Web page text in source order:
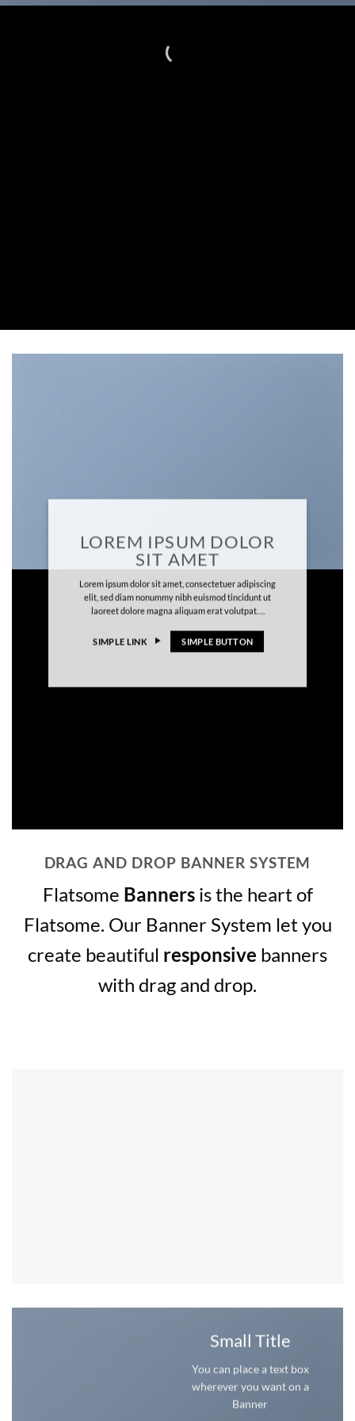
Banners with
Drag and Drop
LOREM IPSUM DOLOR
SIT AMET
Lorem ipsum dolor sit amet, consectetuer adipiscing
elit, sed diam nonummy nibh euismod tincidunt ut
laoreet dolore magna aliquam erat volutpat….
SIMPLE LINK SIMPLE BUTTON
DRAG AND DROP BANNER SYSTEM
Flatsome Bannersis the heart of
Flatsome. Our Banner System let you
create beautiful responsive banners
with drag and drop.
Small Title
You can place a text box
wherever you want on a
Banner